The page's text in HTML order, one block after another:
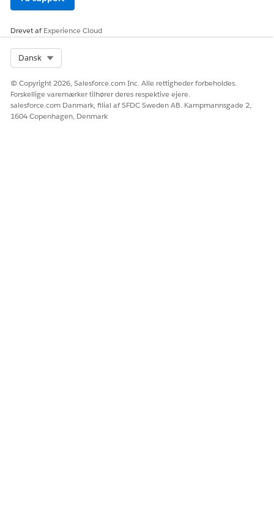
Ja Nej
Drevet afExperience Cloud
Dansk
© Copyright 2026, Salesforce.com Inc. Alle rettigheder forbeholdes.
Forskellige varemærker tilhører deres respektive ejere.
salesforce.com Danmark, filial af SFDC Sweden AB. Kampmannsgade 2,
1604 Copenhagen, Denmark